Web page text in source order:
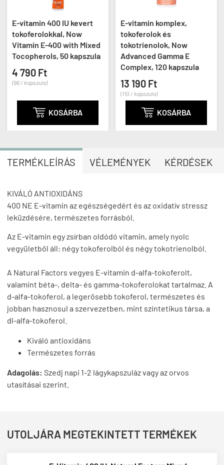
E-vitamin 400 IU kevert
tokoferolokkal, Now
Vitamin E-400 with Mixed
Tocopherols, 50 kapszula
4 790 Ft
(96 / kapszula)
 KOSÁRBA
E-vitamin komplex,
tokoferolok és
tokotrienolok, Now
Advanced Gamma E
Complex, 120 kapszula
13 190 Ft
(110 / kapszula)
 KOSÁRBA
TERMÉKLEÍRÁS VÉLEMÉNYEK KÉRDÉSEK
KIVÁLÓ ANTIOXIDÁNS
400 NE E-vitamin az egészségedért és az oxidatív stressz
leküzdésére, természetes forrásból.
Az E-vitamin egy zsírban oldódó vitamin, amely nyolc
vegyületből áll: négy tokoferolból és négy tokotrienolból.
A Natural Factors vegyes E-vitamin d-alfa-tokoferolt,
valamint béta-, delta- és gamma-tokoferolokat tartalmaz. A
d-alfa-tokoferol, a legerősebb tokoferol, természetes és
jobban hasznosul a szervezetben, mint szintetikus társa, a
dl-alfa-tokoferol.
Kiváló antioxidáns
Természetes forrás
Adagolás: Szedj napi 1-2 lágykapszuláz vagy az orvos
utasításai szerint.
UTOLJÁRA MEGTEKINTETT TERMÉKEK